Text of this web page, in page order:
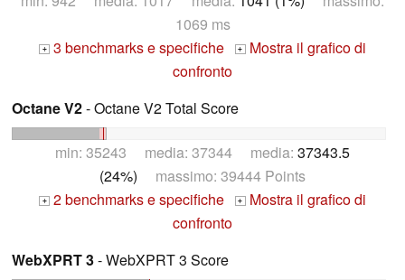
1069 ms
+ 3 benchmarks e specifiche + Mostra il grafico di
confronto
Octane V2- Octane V2 Total Score
min: 35243 media: 37344 media: 37343.5
(24%) massimo: 39444 Points
+ 2 benchmarks e specifiche + Mostra il grafico di
confronto
WebXPRT 3- WebXPRT 3 Score